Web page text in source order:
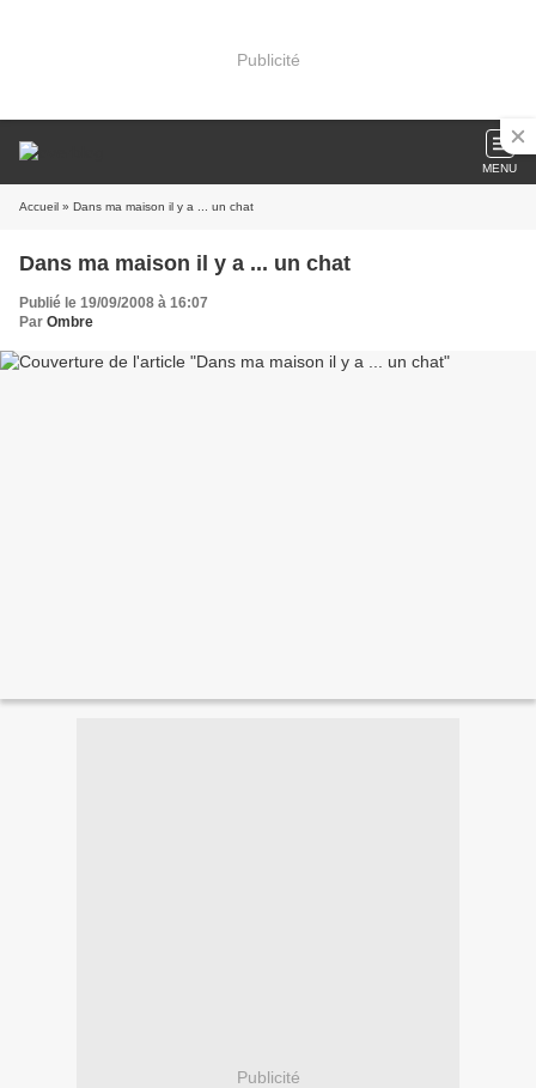
Publicité
MENU
Accueil » Dans ma maison il y a ... un chat
Dans ma maison il y a ... un chat
Publié le 19/09/2008 à 16:07
Par Ombre
Publicité